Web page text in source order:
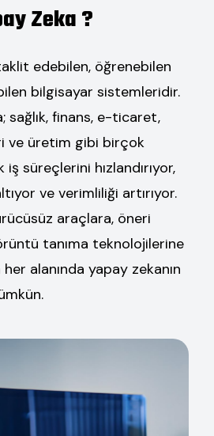
Zeka ?
edebilen, öğrenebilen
bilgisayar sistemleridir.
sağlık, finans, e-ticaret,
ve üretim gibi birçok
iş süreçlerini hızlandırıyor,
ve verimliliği artırıyor.
araçlara, öneri
tanıma teknolojilerine
her alanında yapay zekanın